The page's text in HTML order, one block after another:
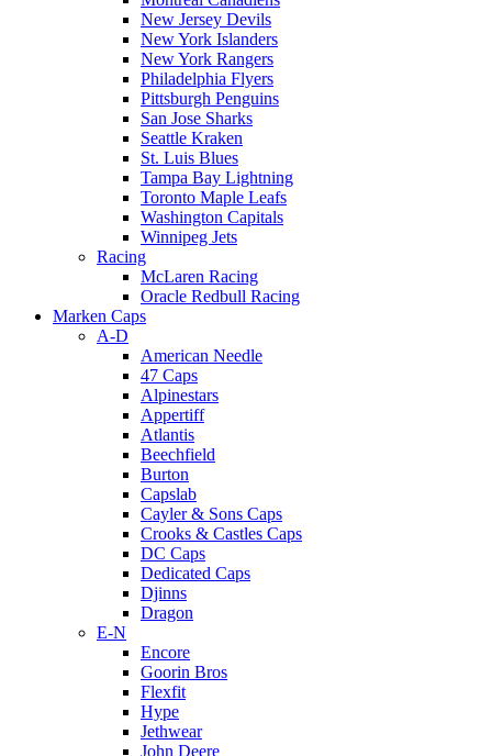
New Jersey Devils
New York Islanders
New York Rangers
Philadelphia Flyers
Pittsburgh Penguins
San Jose Sharks
Seattle Kraken
St. Luis Blues
Tampa Bay Lightning
Toronto Maple Leafs
Washington Capitals
Winnipeg Jets
Racing
McLaren Racing
Oracle Redbull Racing
Marken Caps
A-D
American Needle
47 Caps
Alpinestars
Appertiff
Atlantis
Beechfield
Burton
Capslab
Cayler & Sons Caps
Crooks & Castles Caps
DC Caps
Dedicated Caps
Djinns
Dragon
E-N
Encore
Goorin Bros
Flexfit
Hype
Jethwear
John Deere